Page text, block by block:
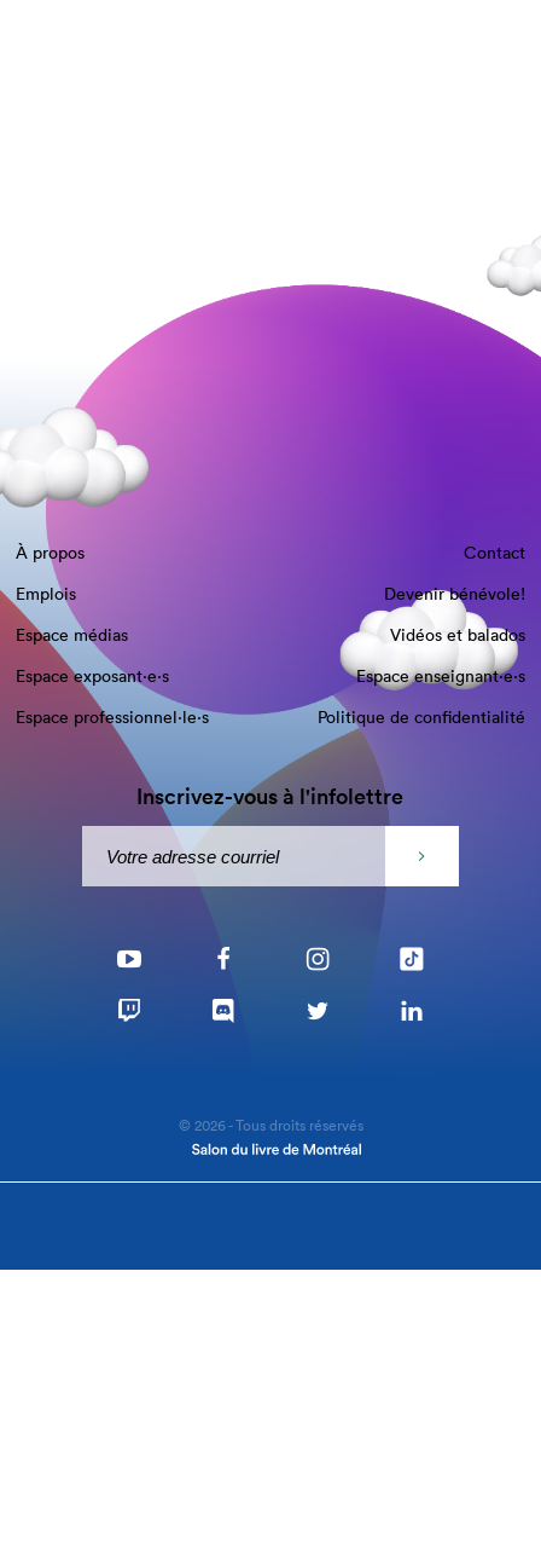
À propos
Contact
Emplois
Devenir bénévole!
Espace médias
Vidéos et balados
Espace exposant·e⋅s
Espace enseignant·e⋅s
Espace professionnel·le⋅s
Politique de confidentialité
Inscrivez-vous à l'infolettre
© 2026 - Tous droits réservés